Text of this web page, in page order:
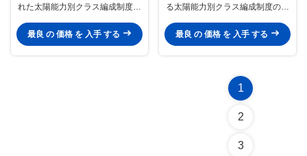
れた太陽能力別クラス編成制度の
機を囲んだ
最良 の 価格 を 入手 する
る太陽能力別クラス編成制度のた
ライブ
最良 の 価格 を 入手 する
1
2
3